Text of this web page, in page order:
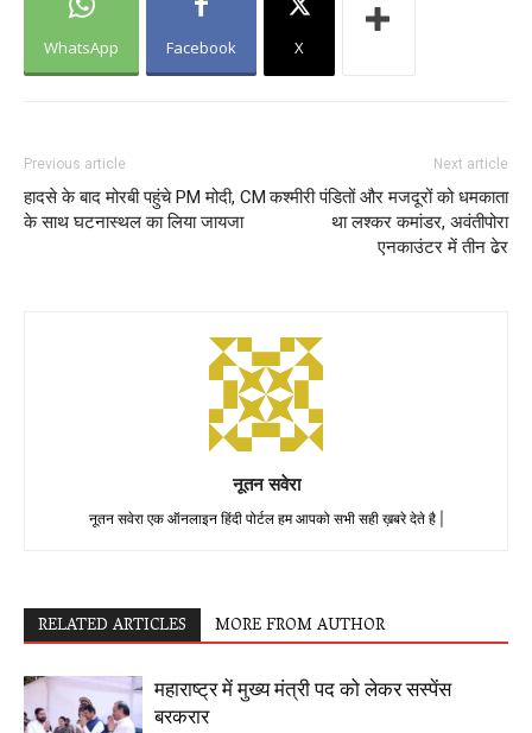
WhatsApp Facebook X
Previous article
हादसे के बाद मोरबी पहुंचे PM मोदी, CM
के साथ घटनास्थल का लिया जायजा
Next article
कश्मीरी पंडितों और मजदूरों को धमकाता
था लश्कर कमांडर, अवंतीपोरा
एनकाउंटर में तीन ढेर
नूतन सवेरा
नूतन सवेरा एक ऑनलाइन हिंदी पोर्टल हम आपको सभी सही ख़बरे देते है |
RELATED ARTICLES MORE FROM AUTHOR
महाराष्ट्र में मुख्य मंत्री पद को लेकर सस्पेंस
बरकरार